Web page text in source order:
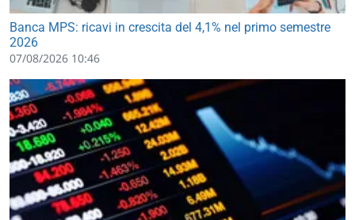
Banca MPS: ricavi in crescita del 4,1% nel primo semestre
2026
07/08/2026 10:46